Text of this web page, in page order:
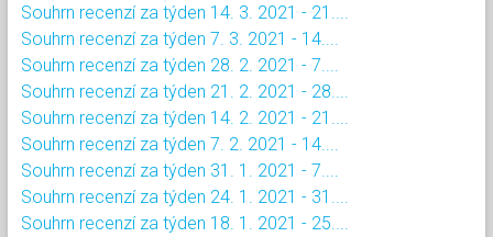
Souhrn recenzí za týden 14. 3. 2021 - 21....
Souhrn recenzí za týden 7. 3. 2021 - 14....
Souhrn recenzí za týden 28. 2. 2021 - 7....
Souhrn recenzí za týden 21. 2. 2021 - 28....
Souhrn recenzí za týden 14. 2. 2021 - 21....
Souhrn recenzí za týden 7. 2. 2021 - 14....
Souhrn recenzí za týden 31. 1. 2021 - 7....
Souhrn recenzí za týden 24. 1. 2021 - 31....
Souhrn recenzí za týden 18. 1. 2021 - 25....